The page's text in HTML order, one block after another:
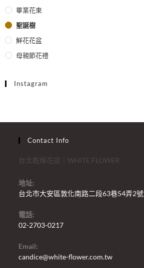
畢業花束
聖誕樹
鮮花花盆
母親節花禮
Instagram
Contact Info
台北乾燥花店｜WHITE FLOWER
地址:
台北市大安區敦化南路二段63巷54弄2號
電話:
02-2703-0217
Email:
candice@white-flower.com.tw